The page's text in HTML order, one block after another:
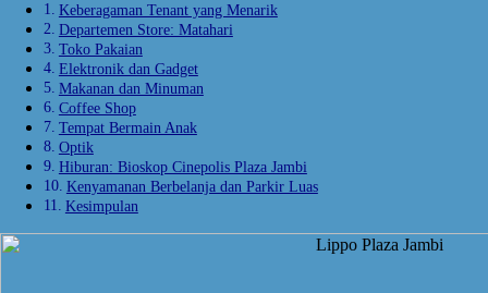
Keberagaman Tenant yang Menarik
Departemen Store: Matahari
Toko Pakaian
Elektronik dan Gadget
Makanan dan Minuman
Coffee Shop
Tempat Bermain Anak
Optik
Hiburan: Bioskop Cinepolis Plaza Jambi
Kenyamanan Berbelanja dan Parkir Luas
Kesimpulan